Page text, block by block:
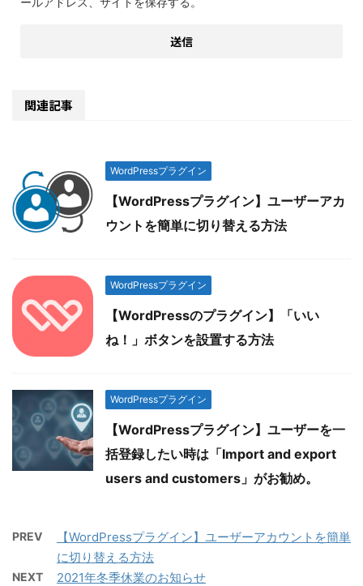
関連記事
WordPressプラグイン
【WordPressプラグイン】ユーザーアカ
ウントを簡単に切り替える方法
WordPressプラグイン
【WordPressのプラグイン】「いい
ね！」ボタンを設置する方法
WordPressプラグイン
【WordPressプラグイン】ユーザーを一
括登録したい時は「Import and export
users and customers」がお勧め。
PREV
【WordPressプラグイン】ユーザーアカウントを簡単
に切り替える方法
NEXT 2021年冬季休業のお知らせ